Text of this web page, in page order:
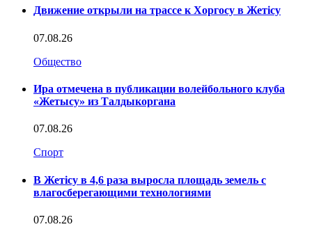
Движение открыли на трассе к Хоргосу в Жетісу
07.08.26
Общество
Ира отмечена в публикации волейбольного клуба
«Жетысу» из Талдыкоргана
07.08.26
Спорт
В Жетісу в 4,6 раза выросла площадь земель с
влагосберегающими технологиями
07.08.26